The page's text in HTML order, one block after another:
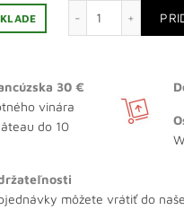
množstvo
30 €
vinára
do 10
môžete vrátiť do